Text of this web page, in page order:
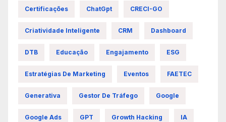
Certificações ChatGpt CRECI-GO
Criatividade Inteligente CRM Dashboard
DTB Educação Engajamento ESG
Estratégias De Marketing Eventos FAETEC
Generativa Gestor De Tráfego Google
Google Ads GPT Growth Hacking IA